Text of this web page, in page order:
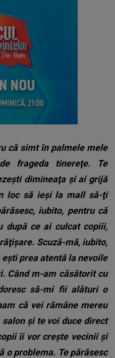
că simt în palmele mele
frageda tinereţe. Te
dimineaţa şi ai grijă
loc să ieşi la mall să-ţi
iubito, pentru că
după ce ai culcat copiii,
Scuză-mă, iubito,
prea atentă la nevoile
Când m-am căsătorit cu
să-mi fii alături o
că vei rămâne mereu
şi te voi duce direct
îi vor creşte vecinii şi
o problema. Te părăsesc